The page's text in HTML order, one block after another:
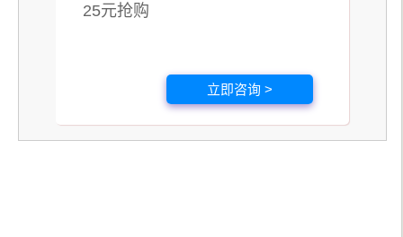
25元抢购
立即咨询 >